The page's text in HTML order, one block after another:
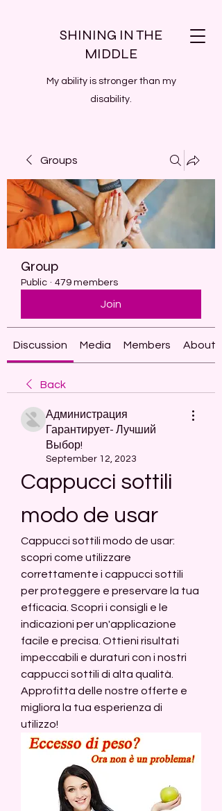
SHINING IN THE
MIDDLE
My ability is stronger than my
disability.
Groups
Group
Public · 479 members
Join
Discussion Media Members About
Back
Администрация
Гарантирует- Лучший
Выбор!
September 12, 2023
Cappucci sottili
modo de usar
Cappucci sottili modo de usar:
scopri come utilizzare
correttamente i cappucci sottili
per proteggere e preservare la tua
efficacia. Scopri i consigli e le
indicazioni per un'applicazione
facile e precisa. Ottieni risultati
impeccabili e duraturi con i nostri
cappucci sottili di alta qualità.
Approfitta delle nostre offerte e
migliora la tua esperienza di
utilizzo!